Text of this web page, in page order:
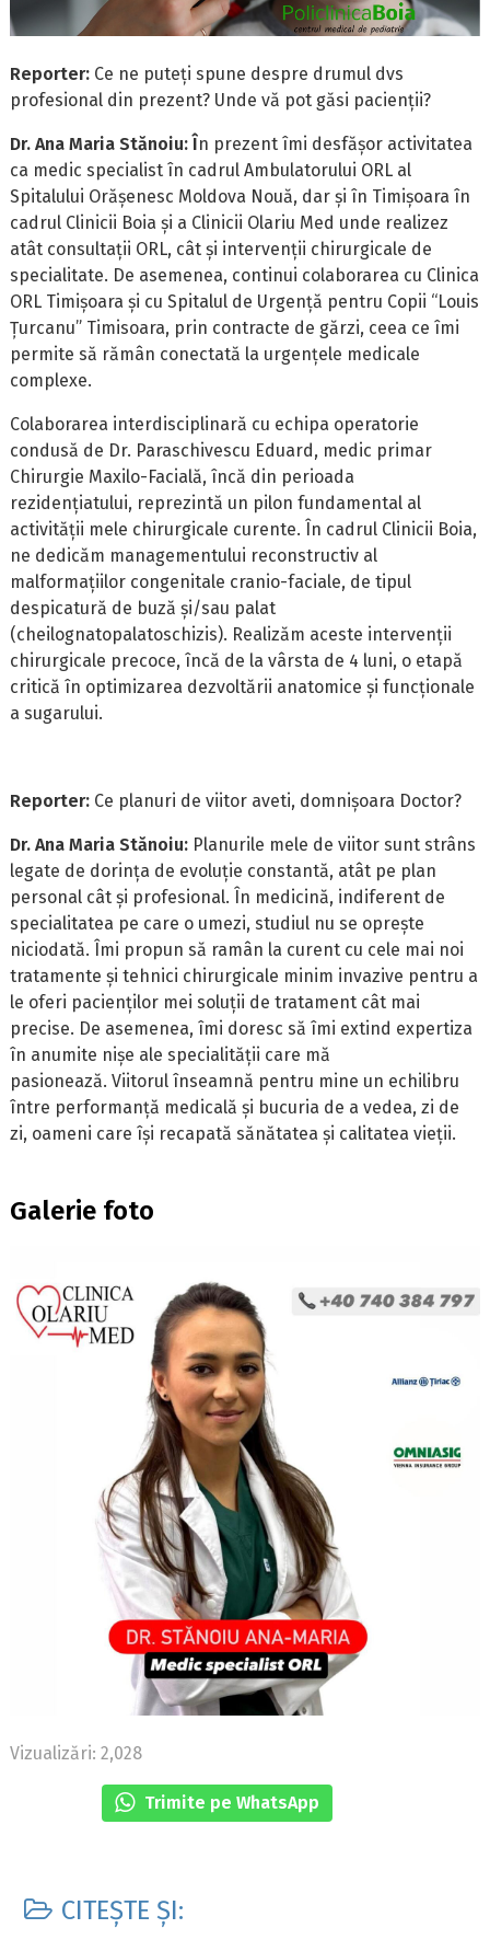
Reporter: Ce ne puteți spune despre drumul dvs
profesional din prezent? Unde vă pot găsi pacienții?
Dr. Ana Maria Stănoiu: În prezent îmi desfășor activitatea
ca medic specialist în cadrul Ambulatorului ORL al
Spitalului Orășenesc Moldova Nouă, dar și în Timișoara în
cadrul Clinicii Boia și a Clinicii Olariu Med unde realizez
atât consultații ORL, cât și intervenții chirurgicale de
specialitate. De asemenea, continui colaborarea cu Clinica
ORL Timișoara și cu Spitalul de Urgență pentru Copii “Louis
Țurcanu” Timisoara, prin contracte de gărzi, ceea ce îmi
permite să rămân conectată la urgențele medicale
complexe.
Colaborarea interdisciplinară cu echipa operatorie
condusă de Dr. Paraschivescu Eduard, medic primar
Chirurgie Maxilo-Facială, încă din perioada
rezidențiatului, reprezintă un pilon fundamental al
activității mele chirurgicale curente. În cadrul Clinicii Boia,
ne dedicăm managementului reconstructiv al
malformațiilor congenitale cranio-faciale, de tipul
despicatură de buză și/sau palat
(cheilognatopalatoschizis). Realizăm aceste intervenții
chirurgicale precoce, încă de la vârsta de 4 luni, o etapă
critică în optimizarea dezvoltării anatomice și funcționale
a sugarului.
Reporter: Ce planuri de viitor aveti, domnișoara Doctor?
Dr. Ana Maria Stănoiu: Planurile mele de viitor sunt strâns
legate de dorința de evoluție constantă, atât pe plan
personal cât și profesional. În medicină, indiferent de
specialitatea pe care o umezi, studiul nu se oprește
niciodată. Îmi propun să ramân la curent cu cele mai noi
tratamente și tehnici chirurgicale minim invazive pentru a
le oferi pacienților mei soluții de tratament cât mai
precise. De asemenea, îmi doresc să îmi extind expertiza
în anumite nișe ale specialității care mă
pasionează. Viitorul înseamnă pentru mine un echilibru
între performanță medicală și bucuria de a vedea, zi de
zi, oameni care își recapată sănătatea și calitatea vieții.
Galerie foto
Vizualizări: 2,028
Trimite pe WhatsApp
CITEȘTE ȘI: